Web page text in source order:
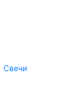
Свечи